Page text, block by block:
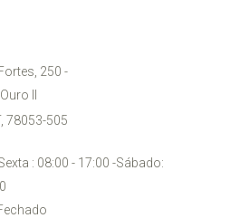
250 -
II
78053-505
: 08:00 - 17:00 -Sábado: